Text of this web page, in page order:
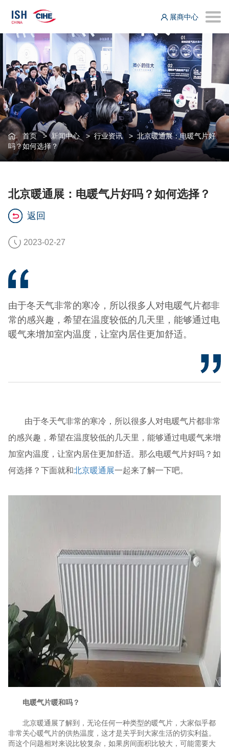
展商中心
首页>新闻中心>行业资讯> 北京暖通展：电暖气片好
吗？如何选择？
北京暖通展：电暖气片好吗？如何选择？
返回
2023-02-27
由于冬天气非常的寒冷，所以很多人对电暖气片都非
常的感兴趣，希望在温度较低的几天里，能够通过电
暖气来增加室内温度，让室内居住更加舒适。
由于冬天气非常的寒冷，所以很多人对电暖气片都非常
的感兴趣，希望在温度较低的几天里，能够通过电暖气来增
加室内温度，让室内居住更加舒适。那么电暖气片好吗？如
何选择？下面就和北京暖通展一起来了解一下吧。
电暖气片暖和吗？
北京暖通展了解到，无论任何一种类型的暖气片，大家似乎都
非常关心暖气片的供热温度，这才是关乎到大家生活的切实利益。
而这个问题相对来说比较复杂，如果房间面积比较大，可能需要大